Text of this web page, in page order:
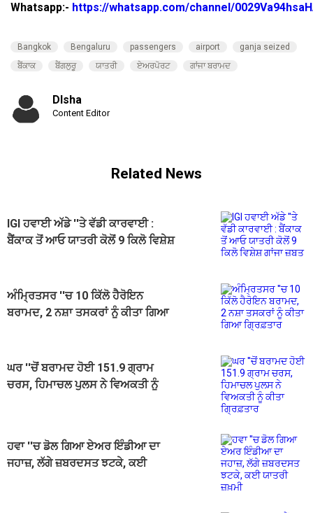
Whatsapp:- https://whatsapp.com/channel/
Bangkok Bengaluru passengers airport
ganja seized
ਬੈਂਕਾਕ
ਬੈਂਗਲੁਰੂ ਯਾਤਰੀ ਏਅਰਪੋਰਟ ਗਾਂਜਾ ਬਰਾਮਦ
DIsha
Content Editor
Related News
IGI ਹਵਾਈ ਅੱਡੇ ''ਤੇ ਵੱਡੀ ਕਾਰਵਾਈ :
ਬੈਂਕਾਕ ਤੋਂ ਆਓ ਯਾਤਰੀ ਕੋਲੋਂ 9 ਕਿਲੋ ਵਿਸ਼ੇਸ਼
ਅੰਮ੍ਰਿਤਸਰ ''ਚ 10 ਕਿੱਲੋ ਹੈਰੋਇਨ
ਬਰਾਮਦ, 2 ਨਸ਼ਾ ਤਸਕਰਾਂ ਨੂੰ ਕੀਤਾ ਗਿਆ
ਘਰ ''ਚੋਂ ਬਰਾਮਦ ਹੋਈ 151.9 ਗ੍ਰਾਮ
ਚਰਸ, ਹਿਮਾਚਲ ਪੁਲਸ ਨੇ ਵਿਅਕਤੀ ਨੂੰ
ਹਵਾ ''ਚ ਡੋਲ ਗਿਆ ਏਅਰ ਇੰਡੀਆ ਦਾ
ਜਹਾਜ਼, ਲੱਗੇ ਜ਼ਬਰਦਸਤ ਝਟਕੇ, ਕਈ